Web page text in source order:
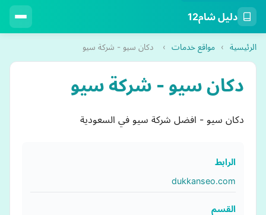
دليل شام12
الرئيسية › مواقع خدمات › دكان سيو - شركة سيو
دكان سيو - شركة سيو
دكان سيو - افضل شركة سيو في السعودية
الرابط
dukkanseo.com
القسم